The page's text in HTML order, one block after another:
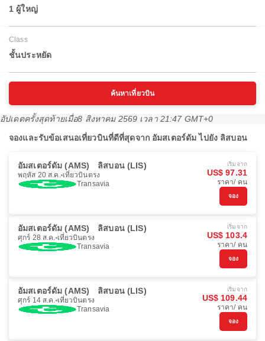
1 ผู้ใหญ่
Class
ชั้นประหยัด
ค้นหาเที่ยวบิน
อัปเดตครั้งสุดท้ายเมื่อ8 สิงหาคม 2569 เวลา 21:47 GMT+0
จองและรับข้อเสนอเที่ยวบินที่ดีที่สุดจาก อัมสเตอร์ดัม ไปยัง ลิสบอน
อัมสเตอร์ดัม (AMS) ลิสบอน (LIS)
พฤหัส 20 ส.ค. เที่ยวบินตรง
Transavia
เริ่มจาก
US$ 97.31
ราคา/ คน
จอง
อัมสเตอร์ดัม (AMS) ลิสบอน (LIS)
ศุกร์ 28 ส.ค. เที่ยวบินตรง
Transavia
เริ่มจาก
US$ 103.4
ราคา/ คน
จอง
อัมสเตอร์ดัม (AMS) ลิสบอน (LIS)
ศุกร์ 14 ส.ค. เที่ยวบินตรง
Transavia
เริ่มจาก
US$ 109.44
ราคา/ คน
จอง